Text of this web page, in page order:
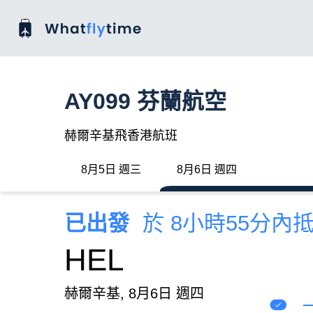
AY099 芬蘭航空
赫爾辛基飛香港航班
8月5日 週三 8月6日 週四
已出發 於 8小時55分內
HEL
赫爾辛基, 8月6日 週四